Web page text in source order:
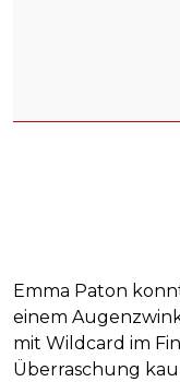
Emma Paton
einem
mit Wildcard im
Überraschung